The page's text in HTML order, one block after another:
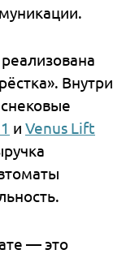
Внутри
и Venus Lift
— это